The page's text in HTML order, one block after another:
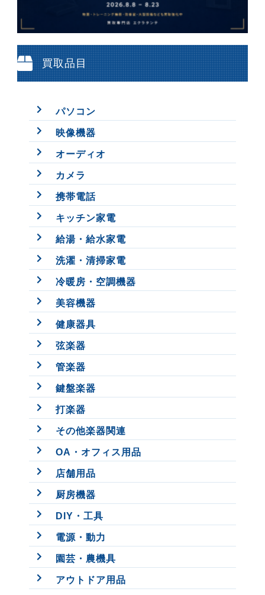
買取品目
パソコン
映像機器
オーディオ
カメラ
携帯電話
キッチン家電
給湯・給水家電
洗濯・清掃家電
冷暖房・空調機器
美容機器
健康器具
弦楽器
管楽器
鍵盤楽器
打楽器
その他楽器関連
OA・オフィス用品
店舗用品
厨房機器
DIY・工具
電源・動力
園芸・農機具
アウトドア用品